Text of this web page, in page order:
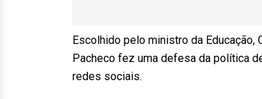
Escolhido pelo ministro da Educação,
Pacheco fez uma defesa da política
redes sociais.